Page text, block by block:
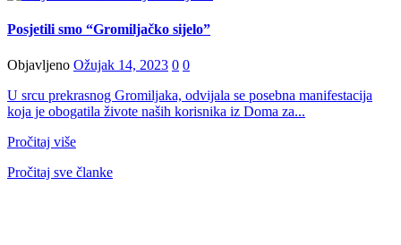
Posjetili smo “Gromiljačko sijelo”
Objavljeno Ožujak 14, 2023 0 0
U srcu prekrasnog Gromiljaka, odvijala se posebna manifestacija
koja je obogatila živote naših korisnika iz Doma za...
Pročitaj više
Pročitaj sve članke